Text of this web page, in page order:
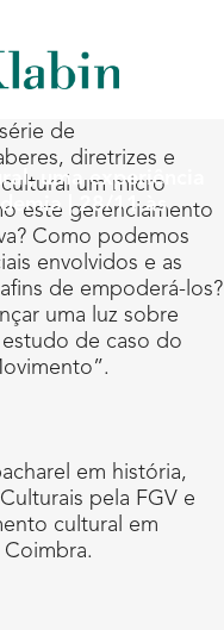
uma experiência
| 28/11 às
de
diretrizes e
um micro
este gerenciamento
Como podemos
envolvidos e as
de empoderá-los?
uma luz sobre
de caso do
em história,
pela FGV e
cultural em